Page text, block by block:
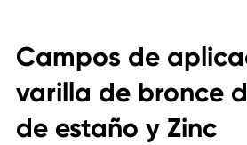
Campos de
varilla de bronce
de estaño y Zinc